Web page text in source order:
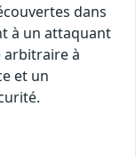
dans
à un attaquant
arbitraire à
et un